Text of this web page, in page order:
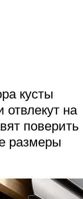
кусты
отвлекут на
поверить
размеры